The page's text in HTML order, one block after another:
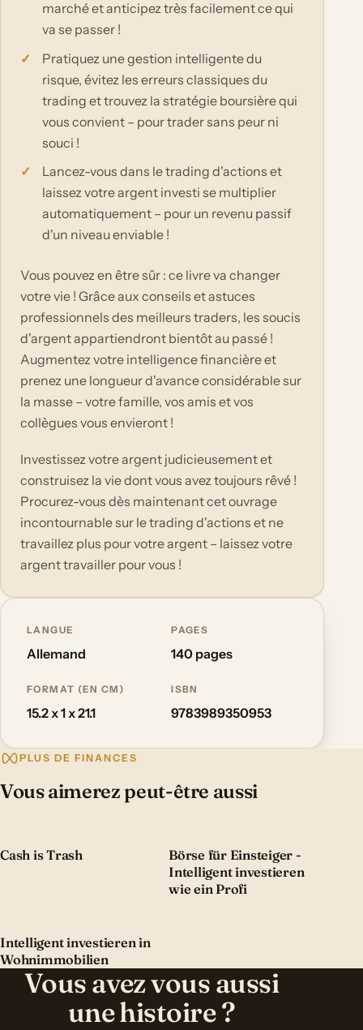
marché et anticipez très facilement ce qui
va se passer !
Pratiquez une gestion intelligente du
risque, évitez les erreurs classiques du
trading et trouvez la stratégie boursière qui
vous convient – pour trader sans peur ni
souci !
Lancez-vous dans le trading d'actions et
laissez votre argent investi se multiplier
automatiquement – pour un revenu passif
d'un niveau enviable !
Vous pouvez en être sûr : ce livre va changer
votre vie ! Grâce aux conseils et astuces
professionnels des meilleurs traders, les soucis
d'argent appartiendront bientôt au passé !
Augmentez votre intelligence financière et
prenez une longueur d'avance considérable sur
la masse – votre famille, vos amis et vos
collègues vous envieront !
Investissez votre argent judicieusement et
construisez la vie dont vous avez toujours rêvé !
Procurez-vous dès maintenant cet ouvrage
incontournable sur le trading d'actions et ne
travaillez plus pour votre argent – laissez votre
argent travailler pour vous !
LANGUE
Allemand
PAGES
140 pages
FORMAT (EN CM)
15.2 x 1 x 21.1
ISBN
9783989350953
PLUS DE FINANCES
Vous aimerez peut-être aussi
Cash is Trash
Börse für Einsteiger -
Intelligent investieren
wie ein Profi
Intelligent investieren in
Wohnimmobilien
Vous avez vous aussi
une histoire ?